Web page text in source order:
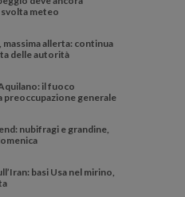
meteo
allerta: continua
delle autorità
il fuoco
preoccupazione generale
nubifragi e grandine,
basi Usa nel mirino,